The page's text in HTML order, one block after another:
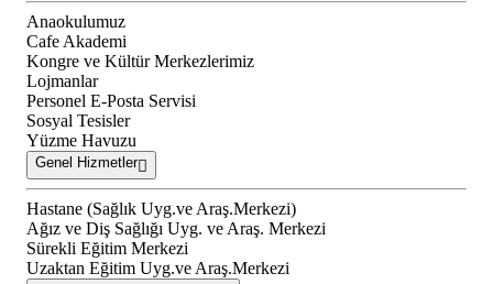
Anaokulumuz
Cafe Akademi
Kongre ve Kültür Merkezlerimiz
Lojmanlar
Personel E-Posta Servisi
Sosyal Tesisler
Yüzme Havuzu
Genel Hizmetler
Hastane (Sağlık Uyg.ve Araş.Merkezi)
Ağız ve Diş Sağlığı Uyg. ve Araş. Merkezi
Sürekli Eğitim Merkezi
Uzaktan Eğitim Uyg.ve Araş.Merkezi